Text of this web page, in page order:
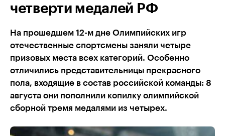
четверти медалей РФ
На прошедшем 12-м дне Олимпийских игр
отечественные спортсмены заняли четыре
призовых места всех категорий. Особенно
отличились представительницы прекрасного
пола, входящие в состав российской команды: 8
августа они пополнили копилку олимпийской
сборной тремя медалями из четырех.